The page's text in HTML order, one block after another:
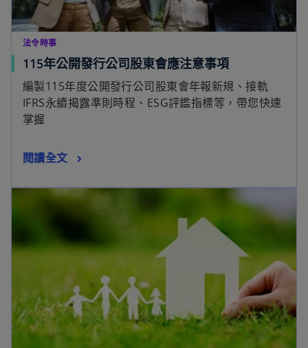
法令時事
115年公開發行公司股東會應注意事項
編製115年度公開發行公司股東會年報新規、接軌
IFRS永續揭露準則時程、ESG評鑑指標等，帶您快速
掌握
閱讀全文